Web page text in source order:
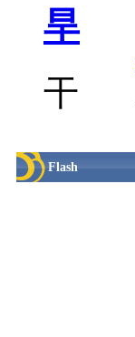
Flash
旱
干